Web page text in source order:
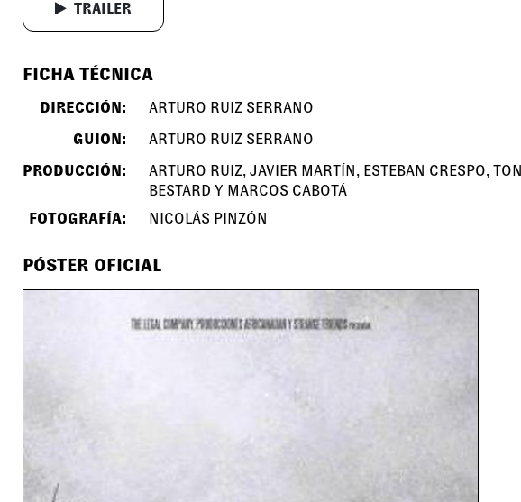
TRAILER
FICHA TÉCNICA
DIRECCIÓN:
ARTURO RUIZ SERRANO
GUION:
ARTURO RUIZ SERRANO
PRODUCCIÓN:
ARTURO RUIZ, JAVIER MARTÍN, ESTEBAN CRESPO, TONI
BESTARD Y MARCOS CABOTÁ
FOTOGRAFÍA:
NICOLÁS PINZÓN
PÓSTER OFICIAL